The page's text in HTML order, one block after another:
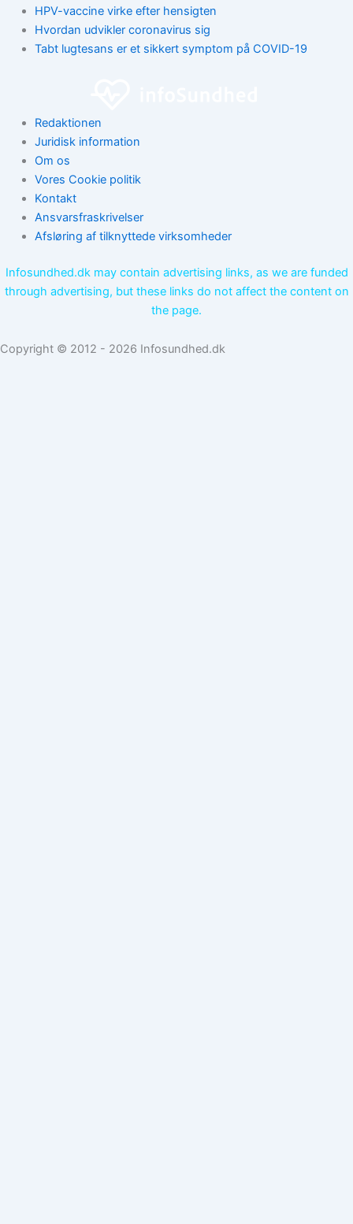
HPV-vaccine virke efter hensigten
Hvordan udvikler coronavirus sig
Tabt lugtesans er et sikkert symptom på COVID-19
Redaktionen
Juridisk information
Om os
Vores Cookie politik
Kontakt
Ansvarsfraskrivelser
Afsløring af tilknyttede virksomheder
Infosundhed.dk may contain advertising links, as we are funded
through advertising, but these links do not affect the content on
the page.
Copyright © 2012 - 2026 Infosundhed.dk